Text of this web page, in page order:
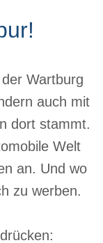
Wartburg
auch mit
dort stammt.
Welt
an. Und wo
zu werben.